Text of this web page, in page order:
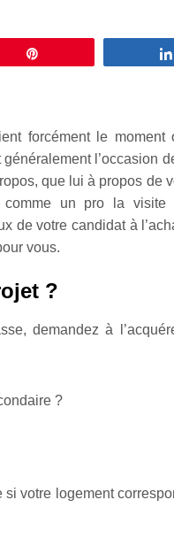
forcément le moment
généralement l’occasion
que lui à propos de
un pro la visite
de votre candidat à
vous.
?
demandez à
?
votre logement